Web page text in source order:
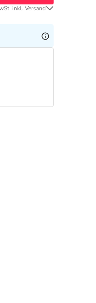
inkl. Versand